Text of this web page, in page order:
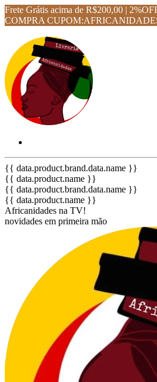
Frete Grátis acima de R$200,00 |
COMPRA
{{ data.product.brand.data.name }}
{{ data.product.name }}
{{ data.product.brand.data.name }}
{{ data.product.name }}
Africanidades na TV!
novidades em primeira mão